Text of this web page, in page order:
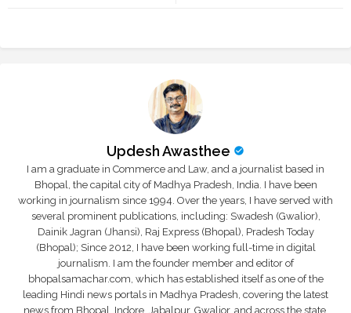
Updesh Awasthee
I am a graduate in Commerce and Law, and a journalist based in
Bhopal, the capital city of Madhya Pradesh, India. I have been
working in journalism since 1994. Over the years, I have served with
several prominent publications, including: Swadesh (Gwalior),
Dainik Jagran (Jhansi), Raj Express (Bhopal), Pradesh Today
(Bhopal); Since 2012, I have been working full-time in digital
journalism. I am the founder member and editor of
bhopalsamachar.com, which has established itself as one of the
leading Hindi news portals in Madhya Pradesh, covering the latest
news from Bhopal, Indore, Jabalpur, Gwalior, and across the state.